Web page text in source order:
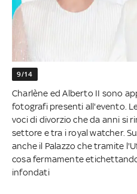
9/14
Charlène ed Alberto II sono
fotografi presenti all'evento.
voci di divorzio che da anni si
settore e tra i royal watcher.
anche il Palazzo che tramite
cosa fermamente
infondati